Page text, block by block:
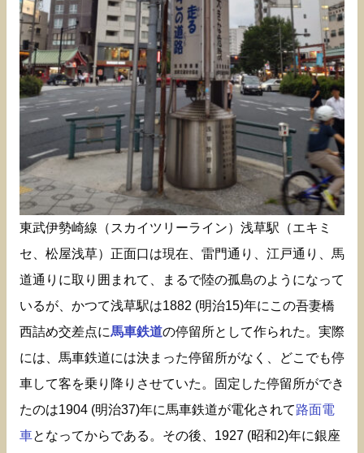
東武伊勢崎線（スカイツリーライン）浅草駅（エキミ
セ、松屋浅草）正面口は現在、雷門通り、江戸通り、馬
道通りに取り囲まれて、まるで陸の孤島のようになって
いるが、かつて浅草駅は1882 (明治15)年にこの吾妻橋
西詰め交差点に馬車鉄道の停留所として作られた。実際
には、馬車鉄道には決まった停留所がなく、どこでも停
車して客を乗り降りさせていた。固定した停留所ができ
たのは1904 (明治37)年に馬車鉄道が電化されて路面電
車となってからである。その後、1927 (昭和2)年に銀座